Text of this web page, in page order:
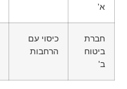
א'
חברת
ביטוח
ב'
כיסוי עם
הרחבות